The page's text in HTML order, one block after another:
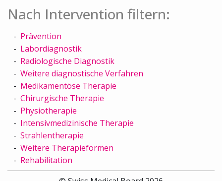
Nach Intervention filtern:
Prävention
Labordiagnostik
Radiologische Diagnostik
Weitere diagnostische Verfahren
Medikamentöse Therapie
Chirurgische Therapie
Physiotherapie
Intensivmedizinische Therapie
Strahlentherapie
Weitere Therapieformen
Rehabilitation